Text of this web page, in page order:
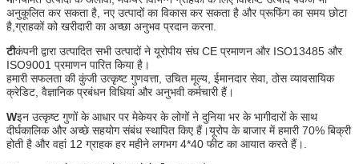
टीकंपनी द्वारा उत्पादित सभी उत्पादों ने यूरोपीय संघ CE प्रमाणन और ISO13485 और
ISO9001 प्रमाणन पारित किया है।
हमारी सफलता की कुंजी उत्कृष्ट गुणवत्ता, उचित मूल्य, ईमानदार सेवा, ठोस व्यावसायिक
क्रेडिट, वैज्ञानिक प्रबंधन विधियां और अनुभवी कर्मचारी हैं।
Wइन उत्कृष्ट गुणों के आधार पर मेकेयर के लोगों ने दुनिया भर के भागीदारों के साथ
दीर्घकालिक और अच्छे सहयोग संबंध स्थापित किए हैं।यूरोप के बाजार में हमारी 70% बिक्री
होती है और वहां 12 ग्राहक हर महीने लगभग 4*40 फीट का आयात करते हैं।.
एमecare आपके साथ सहयोग करने के लिए तत्पर है।